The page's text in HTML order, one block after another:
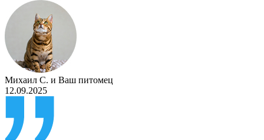
Михаил С. и Ваш питомец
12.09.2025